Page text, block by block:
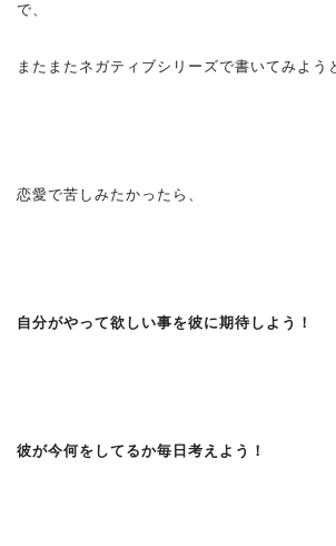
で、
またまたネガティブシリーズで書いてみよう
恋愛で苦しみたかったら、
自分がやって欲しい事を彼に期待しよう！
彼が今何をしてるか毎日考えよう！